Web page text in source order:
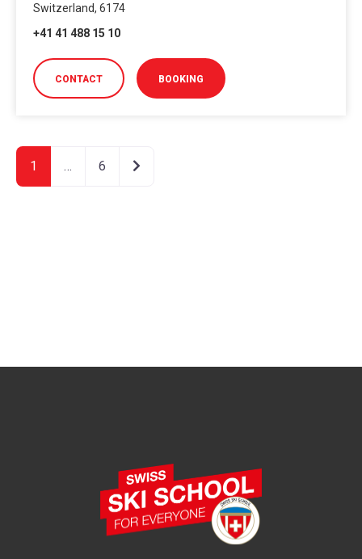
Switzerland, 6174
+41 41 488 15 10
CONTACT BOOKING
1 … 6 Older posts